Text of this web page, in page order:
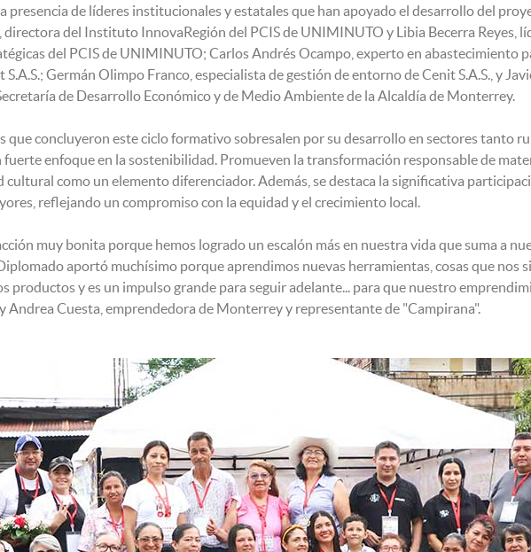
presencia de líderes institucionales y estatales que han apoyado el desarrollo del
del Instituto InnovaRegión del PCIS de UNIMINUTO y Libia Becerra Reyes,
del PCIS de UNIMINUTO; Carlos Andrés Ocampo, experto en abastecimiento
Germán Olimpo Franco, especialista de gestión de entorno de Cenit S.A.S., y
de Desarrollo Económico y de Medio Ambiente de la Alcaldía de Monterrey.
que concluyeron este ciclo formativo sobresalen por su desarrollo en sectores tanto
enfoque en la sostenibilidad. Promueven la transformación responsable de
como un elemento diferenciador. Además, se destaca la significativa
reflejando un compromiso con la equidad y el crecimiento local.
muy bonita porque hemos logrado un escalón más en nuestra vida que suma a
aportó muchísimo porque aprendimos nuevas herramientas, cosas que nos
productos y es un impulso grande para seguir adelante... para que nuestro
Andrea Cuesta, emprendedora de Monterrey y representante de "Campirana".